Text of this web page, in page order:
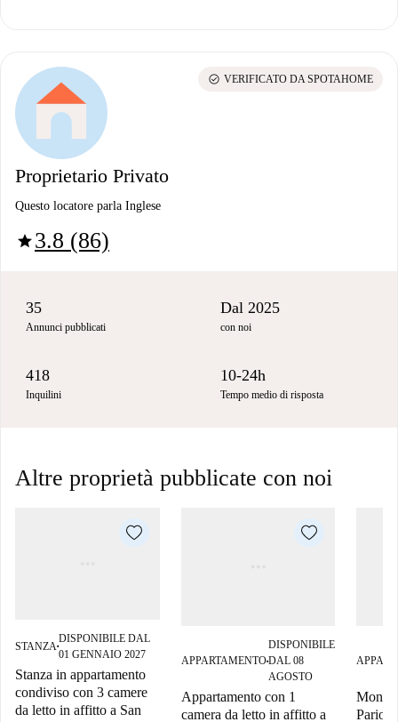
Proprietario Privato
Questo locatore parla Inglese
star3.8 (86)
check_circle VERIFICATO DA SPOTAHOME
35
Annunci pubblicati
Dal 2025
con noi
418
Inquilini
10-24h
Tempo medio di risposta
Altre proprietà pubblicate con noi
STANZA ■
DISPONIBILE DAL
01 GENNAIO 2027
Stanza in appartamento
condiviso con 3 camere
da letto in affitto a San
APPARTAMENTO■
DISPONIBILE
DAL 08
AGOSTO
Appartamento con 1
camera da letto in affitto a